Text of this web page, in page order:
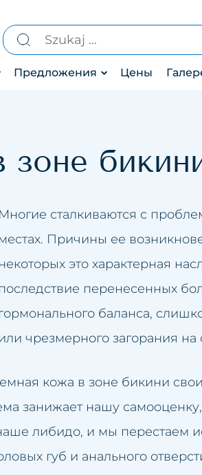
Найти:
макияж
носа
облысения
гипергидроза
розацеа
лица
лица
груди
век
Предложения
Лазеротерапия
Услуги
тела
Цены
Многие сталкиваются с
местах. Причины ее
некоторых это характерная
последствие перенесенных
гормонального баланса,
или чрезмерного загорания
кожа в зоне бикини
занижает нашу самооценку,
либидо, и мы перестаем
губ и анального